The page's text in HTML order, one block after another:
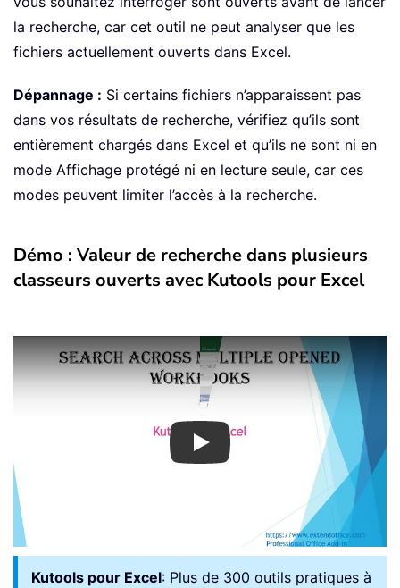
la recherche, car cet outil ne peut analyser que les
fichiers actuellement ouverts dans Excel.
Dépannage : Si certains fichiers n’apparaissent pas
dans vos résultats de recherche, vérifiez qu’ils sont
entièrement chargés dans Excel et qu’ils ne sont ni en
mode Affichage protégé ni en lecture seule, car ces
modes peuvent limiter l’accès à la recherche.
Démo : Valeur de recherche dans plusieurs
classeurs ouverts avec Kutools pour Excel
Play
Kutools pour Excel: Plus de 300 outils pratiques à